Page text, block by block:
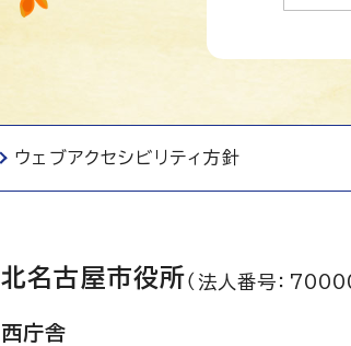
ウェブアクセシビリティ方針
北名古屋市役所（法人番号：
西庁舎